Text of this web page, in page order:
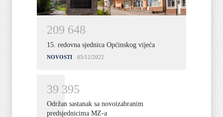
209 648
15. redovna sjednica Općinskog vijeća
NOVOSTI 05/12/2022
39 395
Održan sastanak sa novoizabranim
predsjednicima MZ-a